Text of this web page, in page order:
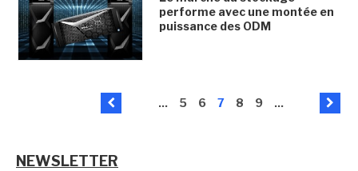
performe avec une montée en
puissance des ODM
... 5 6 7 8 9 ...
NEWSLETTER